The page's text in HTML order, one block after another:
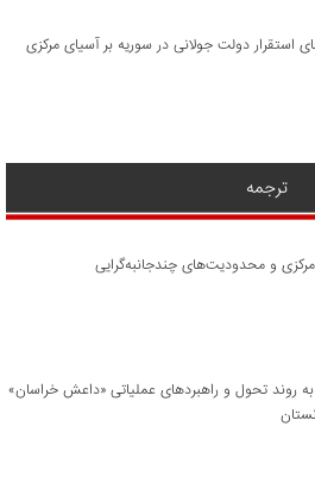
استقرار دولت جولانی در سوریه بر آسیای مرکزی
ترجمه
و محدودیت‌های چندجانبه‌گرایی
روند تحول و راهبردهای عملیاتی «داعش خراسان»